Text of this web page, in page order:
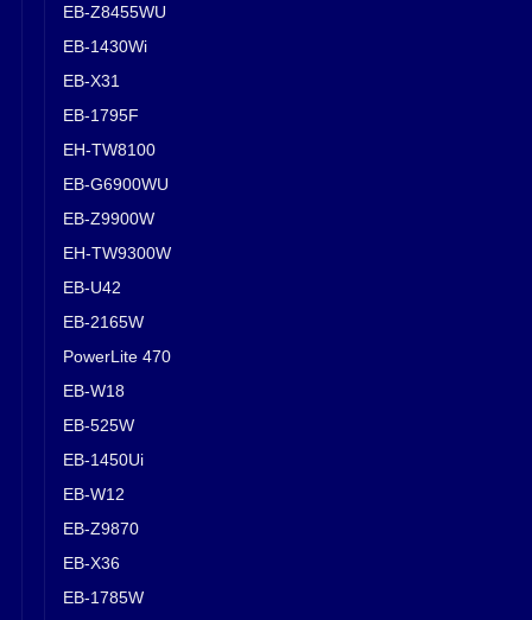
EB-Z8455WU
EB-1430Wi
EB-X31
EB-1795F
EH-TW8100
EB-G6900WU
EB-Z9900W
EH-TW9300W
EB-U42
EB-2165W
PowerLite 470
EB-W18
EB-525W
EB-1450Ui
EB-W12
EB-Z9870
EB-X36
EB-1785W